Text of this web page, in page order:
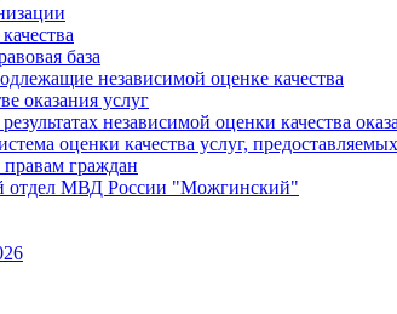
база
независимой оценке качества
оказания услуг
независимой оценки качества
оценки качества услуг,
граждан
МВД России "Можгинский"